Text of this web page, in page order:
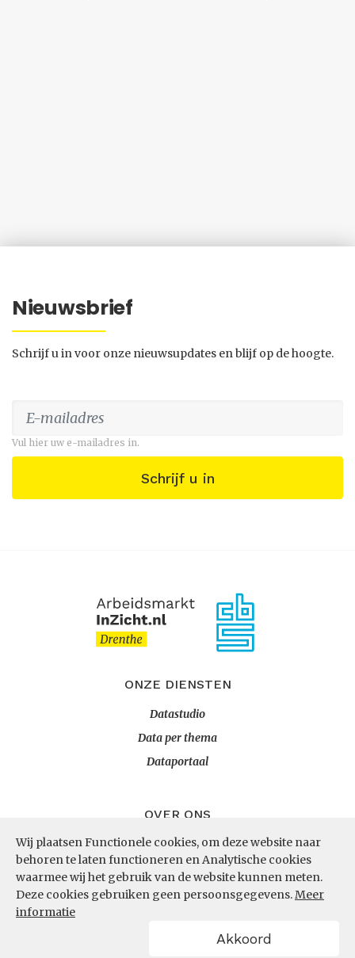
Wij plaatsen Functionele cookies, om deze website naar
behoren te laten functioneren en Analytische cookies
waarmee wij het gebruik van de website kunnen meten.
Deze cookies gebruiken geen persoonsgegevens.Meer
informatie
Akkoord
Nieuwsbrief
Schrijf u in voor onze nieuwsupdates en blijf op de hoogte.
Vul hier uw e-mailadres in.
Schrijf u in
ONZE DIENSTEN
Datastudio
Data per thema
Dataportaal
OVER ONS
InZicht
Contact